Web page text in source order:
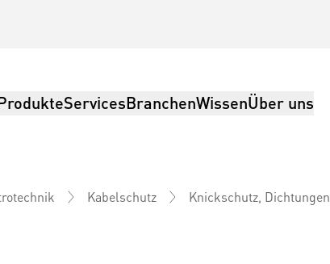
ServicesBranchenWissenÜber uns
Kabelschutz Knickschutz, Dichtungen